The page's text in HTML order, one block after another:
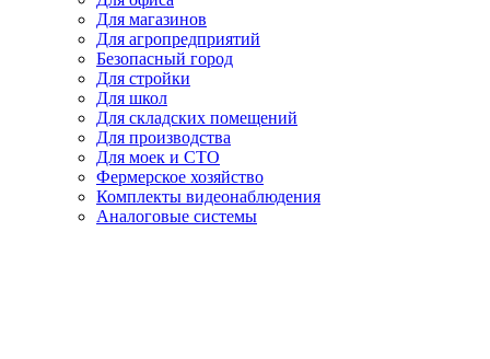
Для магазинов
Для агропредприятий
Безопасный город
Для стройки
Для школ
Для складских помещений
Для производства
Для моек и СТО
Фермерское хозяйство
Комплекты видеонаблюдения
Аналоговые системы